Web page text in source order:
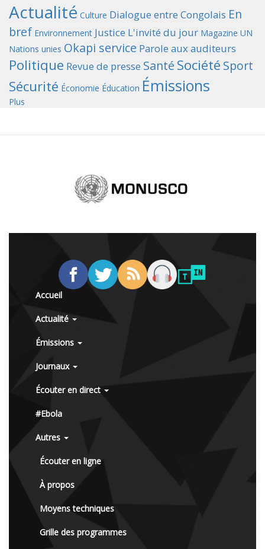
Actualité Culture Dialogue entre Congolais En
bref Environnement Justice L'invité du jour Magazine UN
Nations unies Okapi service Parole aux auditeurs
Politique Revue de presse Santé Société Sport
Sécurité Économie Éducation Émissions
Plus
Accueil
Actualité
Émissions
Journaux
Écouter en direct
#Ebola
Autres
Écouter en ligne
À propos
Moyens techniques
Grille des programmes